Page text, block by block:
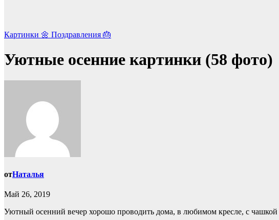
Картинки 🌼 Поздравления 🎂
Уютные осенние картинки (58 фото)
отНаталья
Май 26, 2019
Уютный осенний вечер хорошо проводить дома, в любимом кресле, с